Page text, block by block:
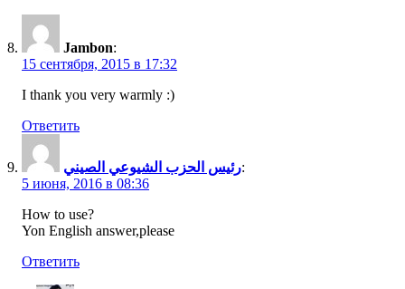
Jambon:
15 сентября, 2015 в 17:32
I thank you very warmly :)
Ответить
رئيس الحزب الشيوعي الصيني:
5 июня, 2016 в 08:36
How to use?
Yon English answer,please
Ответить